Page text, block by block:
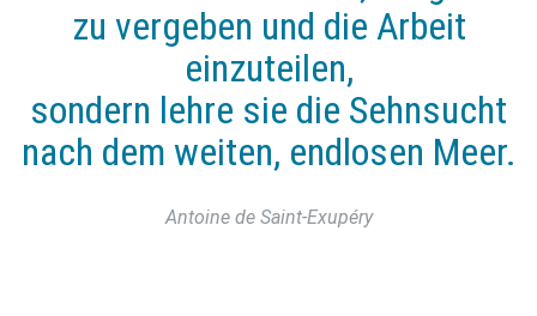
zu vergeben und die Arbeit
einzuteilen,
sondern lehre sie die Sehnsucht
nach dem weiten, endlosen Meer.
Antoine de Saint-Exupéry